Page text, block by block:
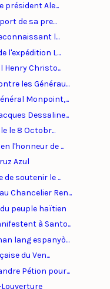
président Ale...
de sa pre...
l...
l'expédition L...
Henry Christo...
les Générau...
Monpoint,...
Dessaline...
le 8 Octobr...
l'honneur de ...
Azul
soutenir le ...
Chancelier Ren...
peuple haïtien
à Santo...
lang espanyò...
du Ven...
Pétion pour...